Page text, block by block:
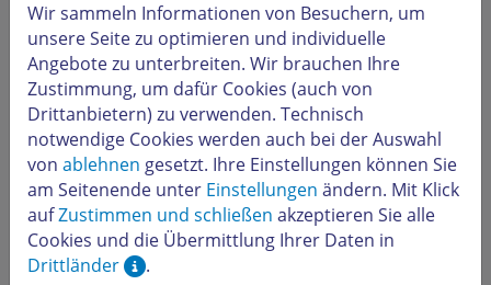
Kunden können sich nun mit der in Ihrem Webshop
hinterlegten E-Mail Adresse und dem Passwort
einloggen.
Unter dem Menüpunkt
Wir sammeln Informationen von Besuchern, um
unsere Seite zu optimieren und individuelle
Angebote zu unterbreiten. Wir brauchen Ihre
Zustimmung, um dafür Cookies (auch von
Drittanbietern) zu verwenden. Technisch
notwendige Cookies werden auch bei der Auswahl
von ablehnen gesetzt. Ihre Einstellungen können Sie
am Seitenende unter Einstellungen ändern. Mit Klick
aufZustimmen und schließen akzeptieren Sie alle
Cookies und die Übermittlung Ihrer Daten in
Drittländer
.